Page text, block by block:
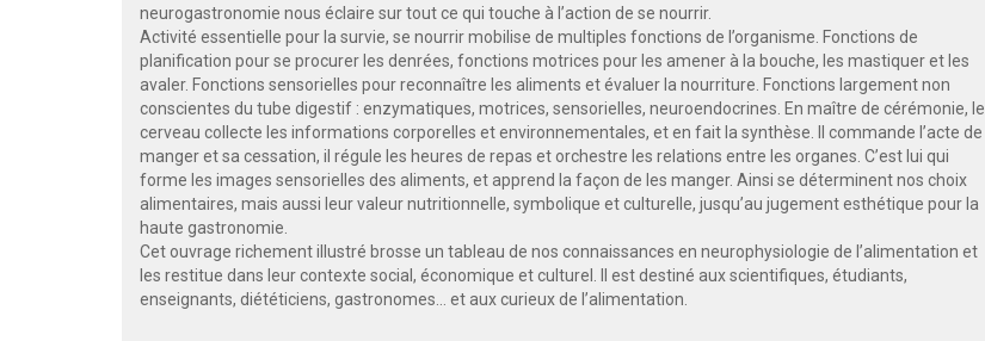
neurogastronomie nous éclaire sur tout ce qui touche à l’action de se nourrir.
Activité essentielle pour la survie, se nourrir mobilise de multiples fonctions de l’organisme. Fonctions de
planification pour se procurer les denrées, fonctions motrices pour les amener à la bouche, les mastiquer et les
avaler. Fonctions sensorielles pour reconnaître les aliments et évaluer la nourriture. Fonctions largement non
conscientes du tube digestif : enzymatiques, motrices, sensorielles, neuroendocrines. En maître de cérémonie, le
cerveau collecte les informations corporelles et environnementales, et en fait la synthèse. Il commande l’acte de
manger et sa cessation, il régule les heures de repas et orchestre les relations entre les organes. C’est lui qui
forme les images sensorielles des aliments, et apprend la façon de les manger. Ainsi se déterminent nos choix
alimentaires, mais aussi leur valeur nutritionnelle, symbolique et culturelle, jusqu’au jugement esthétique pour la
haute gastronomie.
Cet ouvrage richement illustré brosse un tableau de nos connaissances en neurophysiologie de l’alimentation et
les restitue dans leur contexte social, économique et culturel. Il est destiné aux scientifiques, étudiants,
enseignants, diététiciens, gastronomes… et aux curieux de l’alimentation.